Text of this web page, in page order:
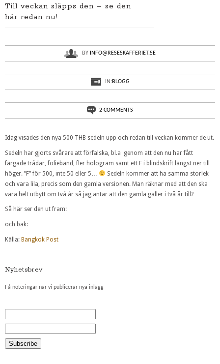
Till veckan släpps den – se den
här redan nu!
BY INFO@RESESKAFFERIET.SE
IN:BLOGG
2 COMMENTS
Idag visades den nya 500 THB sedeln upp och redan till veckan kommer de ut.
Sedeln har gjorts svårare att förfalska, bl.a genom att den nu har fått
färgade trådar, folieband, fler hologram samt ett F i blindskrift längst ner till
höger. ”F” för 500, inte 50 eller 5…
Sedeln kommer att ha samma storlek
och vara lila, precis som den gamla versionen. Man räknar med att den ska
vara helt utbytt om två år så jag antar att den gamla gäller i två år till?
Så här ser den ut fram:
och bak:
Källa: Bangkok Post
Nyhetsbrev
Få noteringar när vi publicerar nya inlägg